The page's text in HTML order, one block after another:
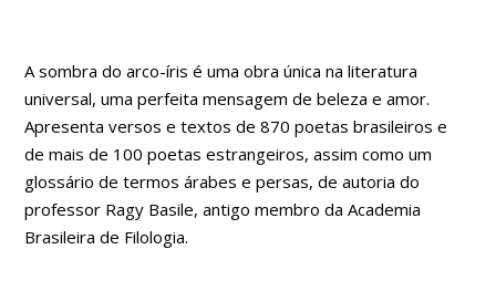
A sombra do arco-íris é uma obra única na literatura
universal, uma perfeita mensagem de beleza e amor.
Apresenta versos e textos de 870 poetas brasileiros e
de mais de 100 poetas estrangeiros, assim como um
glossário de termos árabes e persas, de autoria do
professor Ragy Basile, antigo membro da Academia
Brasileira de Filologia.